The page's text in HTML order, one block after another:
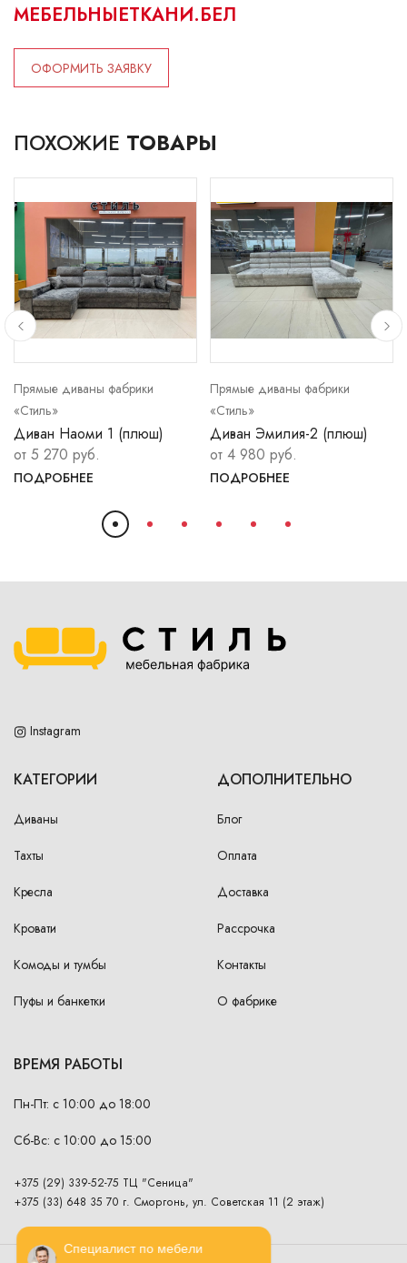
Специалист по мебели
МЕБЕЛЬНЫЕТКАНИ.БЕЛ
ОФОРМИТЬ ЗАЯВКУ
ПОХОЖИЕ ТОВАРЫ
Прямые диваны фабрики
«Стиль»
Диван Наоми 1 (плюш)
от 5 270 руб.
ПОДРОБНЕЕ
Прямые диваны фабрики
«Стиль»
Диван Эмилия-2 (плюш)
от 4 980 руб.
ПОДРОБНЕЕ
Instagram
КАТЕГОРИИ
Диваны
Тахты
Кресла
Кровати
Комоды и тумбы
Пуфы и банкетки
ДОПОЛНИТЕЛЬНО
Блог
Оплата
Доставка
Рассрочка
Контакты
О фабрике
ВРЕМЯ РАБОТЫ
Пн-Пт: с 10:00 до 18:00
Сб-Вс: с 10:00 до 15:00
+375 (29) 339-52-75 ТЦ "Сеница"
+375 (33) 648 35 70 г. Сморгонь, ул. Советская 11 (2 этаж)